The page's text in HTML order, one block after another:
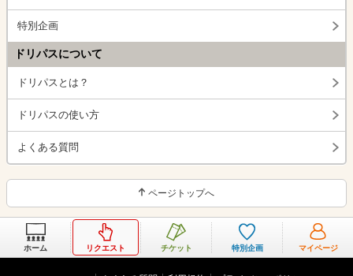
特別企画
ドリパスについて
ドリパスとは？
ドリパスの使い方
よくある質問
ページトップへ
ホーム リクエスト チケット 特別企画 マイページ